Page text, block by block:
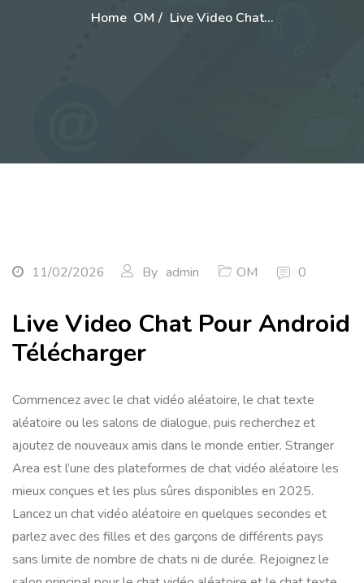
Home OM Live Video Chat…
11/02/2026 By admin OM 0
Live Video Chat Pour Android
Télécharger
Commencez avec le chat vidéo aléatoire, le chat texte
aléatoire ou les salons de dialogue, puis recherchez et
ajoutez de nouveaux amis dans le monde entier. Stranger
Area est l’une des plateformes de chat vidéo aléatoire les
mieux conçues et les plus sûres disponibles en 2025.
Lancez un chat vidéo aléatoire en quelques secondes et
parlez avec des filles et des garçons de différents pays
sans limite de nombre de chats ni de durée. Rejoignez le